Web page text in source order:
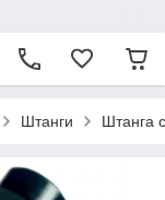
Штанги Штанга